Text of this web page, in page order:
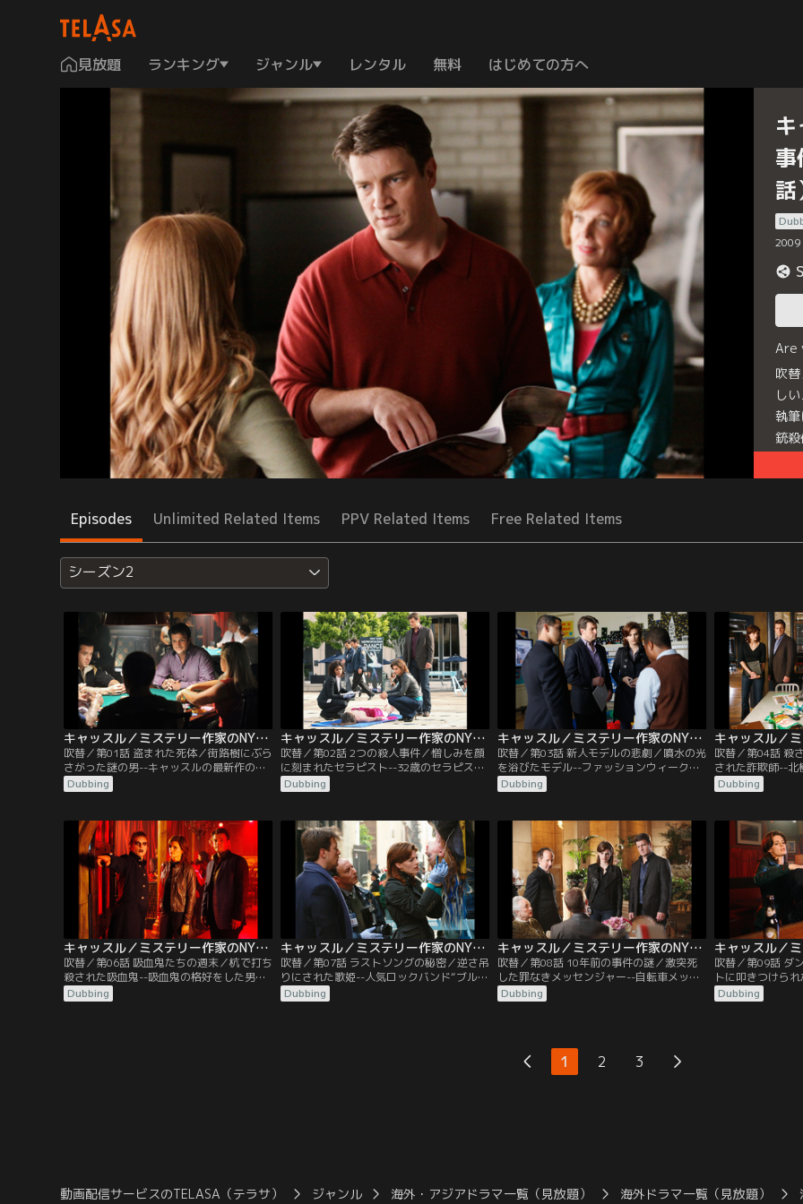
見放題 ランキング ジャンル レンタル 無料 はじめての方へ
2009
Are
吹
し
執
銃
た
Episodes Unlimited Related Items PPV Related Items Free Related Items
シーズン2
キャッスル／ミステリー作家のNY事件簿 シーズン2 第01話／吹替
吹替／第01話 盗まれた死体／街路樹にぶら
さがった謎の男--キャッスルの最新作の出
版を控えマスコミが沸き立つ中、街路樹に
死んだ男が引っかかっているとの通報が入
定したキャッスルとベケット。しかし、2
人は微妙な状態に陥っていた。母の死の謎
を勝手に探り出したキャッスルに、ベケッ
トは憤慨、絶縁を言い渡していたのだ。
Dubbing
キャッスル／ミステリー作家のNY事件簿 シーズン2 第02話／吹替
吹替／第02話 2つの殺人事件／憎しみを顔
に刻まれたセラピスト--32歳のセラピス
ト、アシュリーがクリニックで銃殺体とな
って発見された。顔には憎しみを込めた言
は怨恨による事件と捜査を開始。一方、殺
人課の同僚であるライアンとエスポジート
のチームに、キャッスルはどちらのチーム
が先に事件を解決できるか賭けに誘う。
Dubbing
キャッスル／ミステリー作家のNY事件簿 シーズン2 第03話／吹替
吹替／第03話 新人モデルの悲劇／噴水の光
を浴びたモデル--ファッションウィークで
盛り上がるNY。街中の噴水から女性の刺殺
体が見つかった。遺留品から身元はモデル
ていると豪語するキャッスルの案内の下、
聞き込みを始める。過酷なファッション業
界の現実を目の当たりにし、容疑者を断定
できず混乱していくが…。
Dubbing
吹替／第04話 殺
された詐欺師--北
探検家フレッチ
とともに、いき
で、ベケットた
の嘘をすぐさま
ート、フレッチ
彼は詐欺の常習
Dubbing
キャッスル／ミステリー作家のNY事件簿 シーズン2 第06話／吹替
吹替／第06話 吸血鬼たちの週末／杭で打ち
殺された吸血鬼--吸血鬼の格好をした男性
が、心臓に杭を打たれ、墓地で死んでい
た。キャッスルは、被害者が吸血鬼マニア
Dubbing
キャッスル／ミステリー作家のNY事件簿 シーズン2 第07話／吹替
吹替／第07話 ラストソングの秘密／逆さ吊
りにされた歌姫--人気ロックバンド“ブルー
ピル”の元ボーカル、ヘイリーが死んだニ
ュースは、瞬く間にネットを駆け巡った。
Dubbing
キャッスル／ミステリー作家のNY事件簿 シーズン2 第08話／吹替
吹替／第08話 10年前の事件の謎／激突死
した罪なきメッセンジャー--自転車メッセ
ンジャーが、車に激突され即死した。犯人
は、配送中の荷物を奪い、そのまま逃走。
に宛てたものだった。送り主は、10年前に
モンゴメリーが逮捕した、女性殺害事件の
犯人ブレディーだったが…。
Dubbing
吹替／第09話 ダ
トに叩きつけら
車のボンネット
てきたと通報が
Dubbing
1 2 3
動画配信サービスのTELASA（テラサ） ジャンル 海外・アジアドラマ一覧（見放題） 海外ドラマ一覧（見放題）